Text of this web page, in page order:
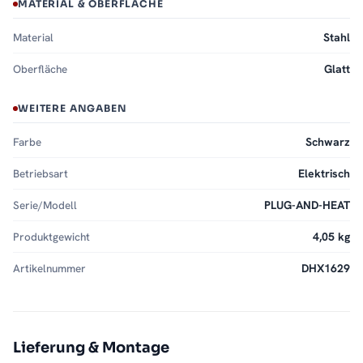
MATERIAL & OBERFLÄCHE
Material Stahl
Oberfläche Glatt
WEITERE ANGABEN
Farbe Schwarz
Betriebsart Elektrisch
Serie/Modell PLUG-AND-HEAT
Produktgewicht 4,05 kg
Artikelnummer DHX1629
Lieferung & Montage